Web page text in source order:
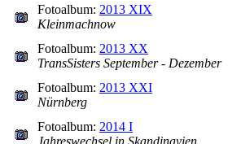
Fotoalbum: 2013 XIX
Kleinmachnow
Fotoalbum: 2013 XX
TransSisters September - Dezember
Fotoalbum: 2013 XXI
Nürnberg
Fotoalbum: 2014 I
Jahreswechsel in Skandinavien